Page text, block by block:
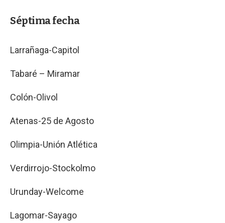
Séptima fecha
Larrañaga-Capitol
Tabaré – Miramar
Colón-Olivol
Atenas-25 de Agosto
Olimpia-Unión Atlética
Verdirrojo-Stockolmo
Urunday-Welcome
Lagomar-Sayago